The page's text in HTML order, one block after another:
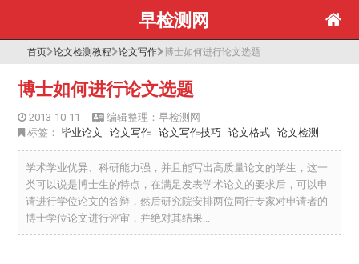
早检测网
首页 论文检测教程 论文写作 博士如何进行论文选题
博士如何进行论文选题
2013-10-11
编辑整理：早检测网
标签：毕业论文 论文写作 论文写作技巧 论文格式 论文检测
学术学业优异、科研能力强，并且能写出高质量论文的学生，这一
类可以说是博士生的特点，在满足发表学术论文的要求后，可以申
请进行学位论文的答辩，然后研究院安排两位同行专家对申请者的
博士学位论文进行评审，并绝对其结果...